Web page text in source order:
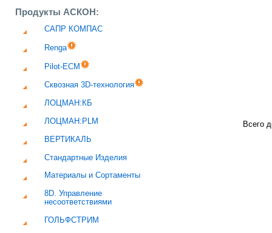
Продукты АСКОН:
САПР КОМПАС
Renga
Pilot-ECM
Сквозная 3D-технология
ЛОЦМАН:КБ
ЛОЦМАН:PLM
ВЕРТИКАЛЬ
Стандартные Изделия
Материалы и Сортаменты
8D. Управление
несоответствиями
ГОЛЬФСТРИМ
Всего